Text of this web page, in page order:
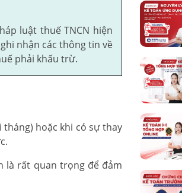
luật thuế TNCN hiện
nhận các thông tin về
phải khấu trừ.
hoặc khi có sự thay
là rất quan trọng để đảm